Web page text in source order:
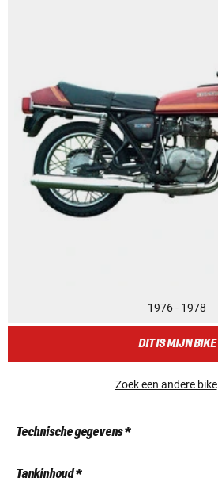
1976 - 1978
DIT IS MIJN BIKE
Zoek een andere bike
Technische gegevens *
Tankinhoud *